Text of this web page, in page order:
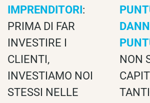
IMPRENDITORI:
PRIMA DI FAR
INVESTIRE I
CLIENTI,
INVESTIAMO NOI
STESSI NELLE
NON